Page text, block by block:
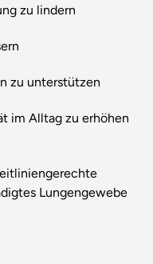
zu lindern
zu unterstützen
im Alltag zu erhöhen
Lungengewebe